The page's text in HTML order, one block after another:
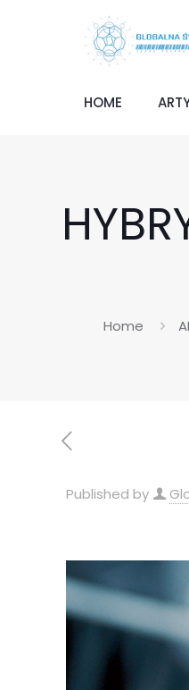
HOME
Home
Published by